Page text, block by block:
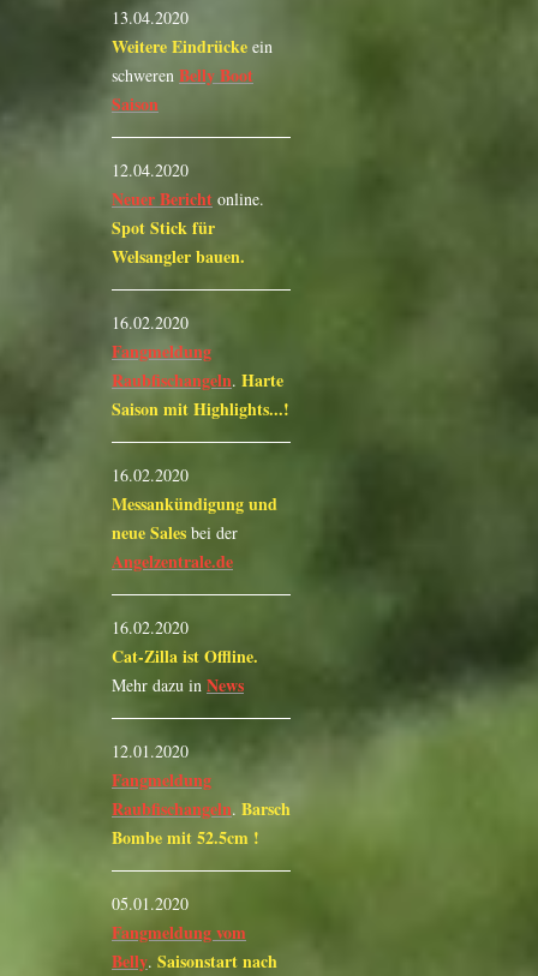
13.04.2020
Weitere Eindrücke ein
schweren Belly Boot
Saison
12.04.2020
Neuer Bericht online.
Spot Stick für
Welsangler bauen.
16.02.2020
Fangmeldung
Raubfischangeln. Harte
Saison mit Highlights...!
16.02.2020
Messankündigung und
neue Sales bei der
Angelzentrale.de
16.02.2020
Cat-Zilla ist Offline.
Mehr dazu in News
12.01.2020
Fangmeldung
Raubfischangeln. Barsch
Bombe mit 52.5cm !
05.01.2020
Fangmeldung vom
Belly. Saisonstart nach